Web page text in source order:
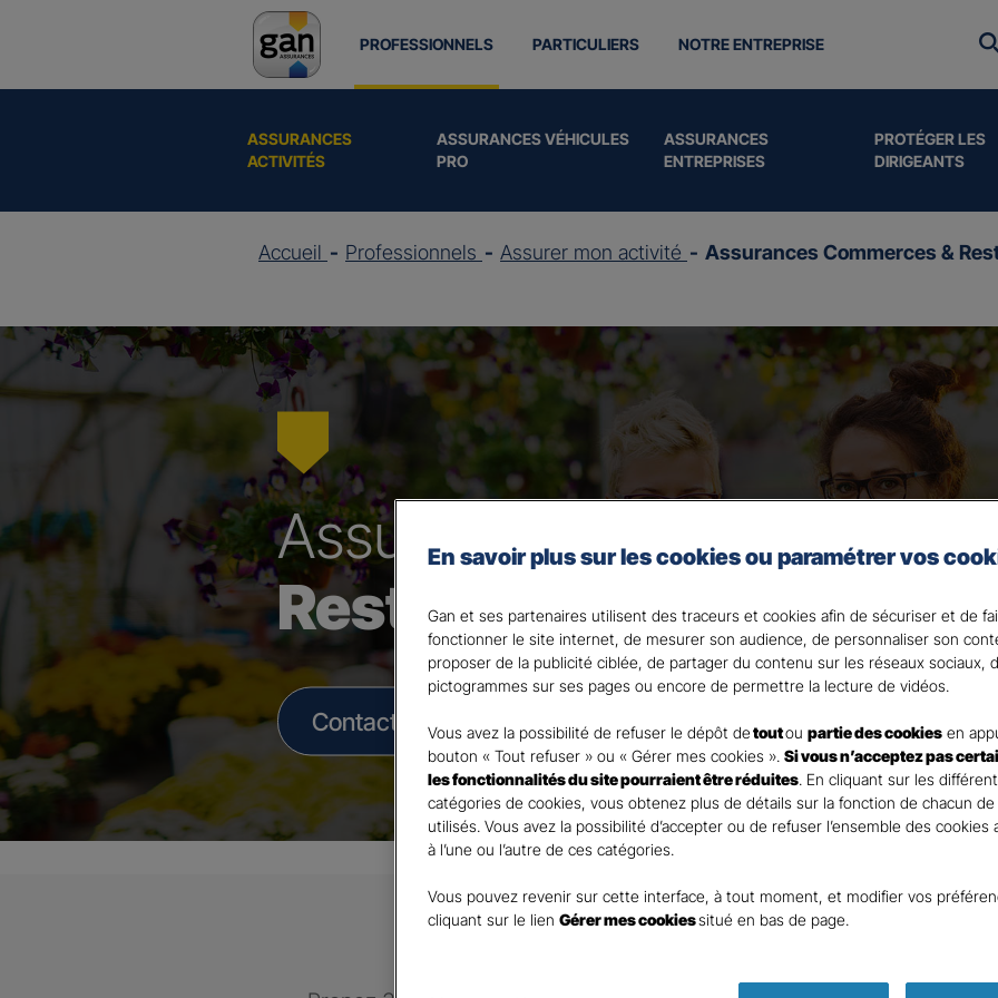
PROFESSIONNELS
ASSURANCES
ACTIVITÉS
ASSURANCES VÉHICULES
PRO
ASSURANCES
ENTREPRISES
PROTÉGER LES
DIRIGEANTS
PARTICULIERS NOTRE ENTREPRISE
Accueil Professionnels Assurer mon activité Assurances Commerces &
AssurancesCommerces
Restaurants
Contacter un Agent
DEMANDE DE DEVIS
En savoir plus sur les cookies ou paramétrer vos
Gan et ses partenaires utilisent des traceurs et cookies afin de sécuriser et de
fonctionner le site internet, de mesurer son audience, de personnaliser son
proposer de la publicité ciblée, de partager du contenu sur les réseaux sociaux,
pictogrammes sur ses pages ou encore de permettre la lecture de vidéos.
Vous avez la possibilité de refuser le dépôt detoutou partie des cookies en
bouton « Tout refuser » ou « Gérer mes cookies ». Si vous n’acceptez pas
les fonctionnalités du site pourraient être réduites. En cliquant sur les
catégories de cookies, vous obtenez plus de détails sur la fonction de chacun
utilisés. Vous avez la possibilité d’accepter ou de refuser l’ensemble des cookies
à l’une ou l’autre de ces catégories.
Vous pouvez revenir sur cette interface, à tout moment, et modifier vos
cliquant sur le lien Gérer mes cookiessitué en bas de page.